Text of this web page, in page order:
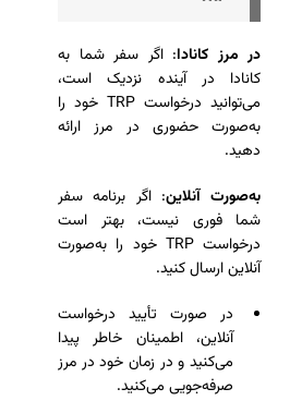
در مرز کانادا: اگر سفر شما به
کانادا در آینده نزدیک است،
می‌توانید درخواست TRP خود را
به‌صورت حضوری در مرز ارائه
دهید.
به‌صورت آنلاین: اگر برنامه سفر
شما فوری نیست، بهتر است
درخواست TRP خود را به‌صورت
آنلاین ارسال کنید.
در صورت تأیید درخواست
آنلاین، اطمینان خاطر پیدا
می‌کنید و در زمان خود در مرز
صرفه‌جویی می‌کنید.